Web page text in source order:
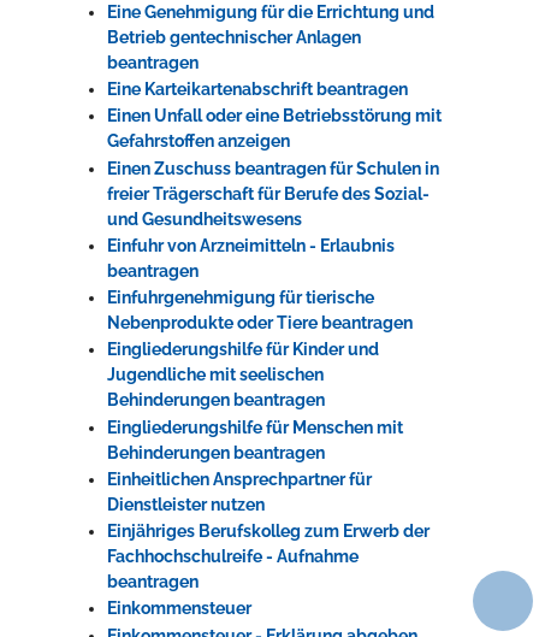
Eine Genehmigung für die Errichtung und
Betrieb gentechnischer Anlagen
beantragen
Eine Karteikartenabschrift beantragen
Einen Unfall oder eine Betriebsstörung mit
Gefahrstoffen anzeigen
Einen Zuschuss beantragen für Schulen in
freier Trägerschaft für Berufe des Sozial-
und Gesundheitswesens
Einfuhr von Arzneimitteln - Erlaubnis
beantragen
Einfuhrgenehmigung für tierische
Nebenprodukte oder Tiere beantragen
Eingliederungshilfe für Kinder und
Jugendliche mit seelischen
Behinderungen beantragen
Eingliederungshilfe für Menschen mit
Behinderungen beantragen
Einheitlichen Ansprechpartner für
Dienstleister nutzen
Einjähriges Berufskolleg zum Erwerb der
Fachhochschulreife - Aufnahme
beantragen
Einkommensteuer